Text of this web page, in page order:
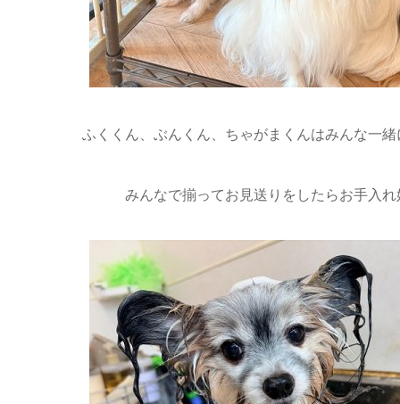
ふくくん、ぶんくん、ちゃがまくんはみんな一
みんなで揃ってお見送りをしたらお手入